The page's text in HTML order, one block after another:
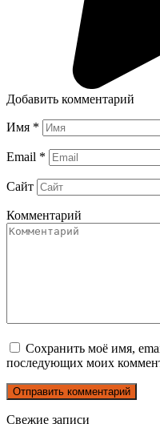
Добавить комментарий
Имя *
Email *
Сайт
Комментарий
Сохранить моё имя,
последующих моих
Свежие записи